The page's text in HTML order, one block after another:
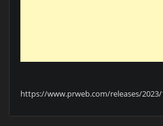
https://www.prweb.com/releases/